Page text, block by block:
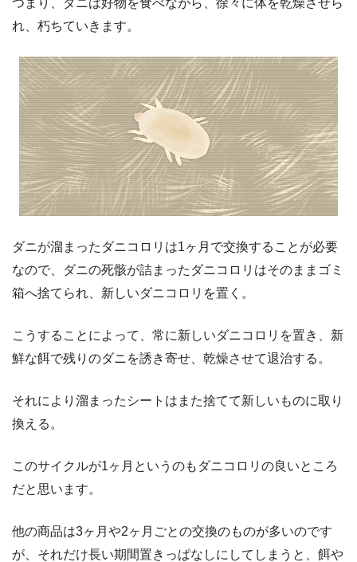
れ、朽ちていきます。
ダニが溜まったダニコロリは1ヶ月で交換することが必要
なので、ダニの死骸が詰まったダニコロリはそのままゴミ
箱へ捨てられ、新しいダニコロリを置く。
こうすることによって、常に新しいダニコロリを置き、新
鮮な餌で残りのダニを誘き寄せ、乾燥させて退治する。
それにより溜まったシートはまた捨てて新しいものに取り
換える。
このサイクルが1ヶ月というのもダニコロリの良いところ
だと思います。
他の商品は3ヶ月や2ヶ月ごとの交換のものが多いのです
が、それだけ長い期間置きっぱなしにしてしまうと、餌や